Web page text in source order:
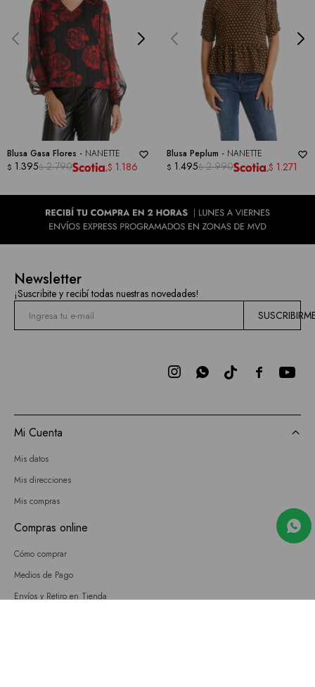
Blusa Gasa Flores - NANETTE
$ 1.395$ 2.790 $ 1.186
Blusa Peplum - NANETTE
$ 1.495$ 2.990 $ 1.271
Newsletter
¡Suscribite y recibí todas nuestras novedades!

 
Mi Cuenta
Mis datos
Mis direcciones
Mis compras
Compras online
Cómo comprar
Medios de Pago
Envíos y Retiro en Tienda